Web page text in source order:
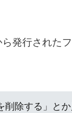
発行された
除する」と